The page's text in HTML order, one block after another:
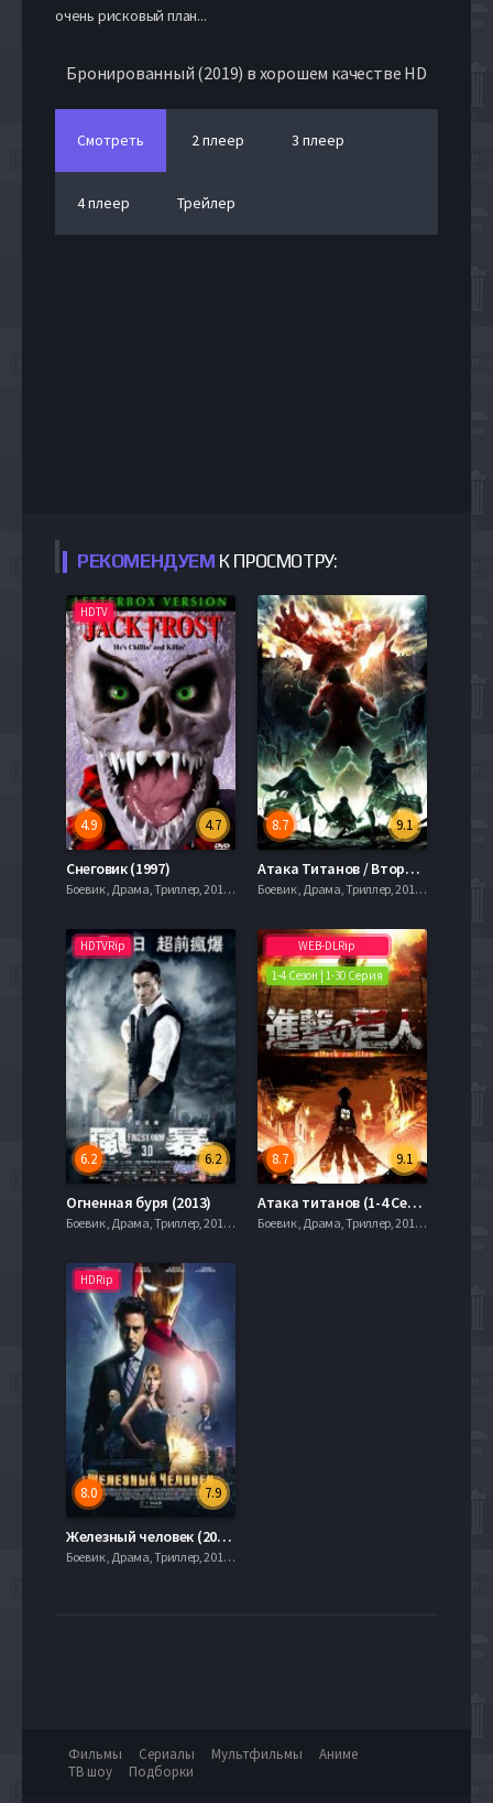
очень рисковый план...
Бронированный (2019) в хорошем качестве HD
Смотреть 2 плеер 3 плеер
4 плеер Трейлер
РЕКОМЕНДУЕМ К ПРОСМОТРУ:
HDTV
4.7
4.9
Снеговик (1997)
Боевик , Драма, Триллер, 2019, 720hd, mobilen
9.1
8.7
Атака Титанов / Вторжение Титанов (2 Сезон) (2017)
Боевик , Драма, Триллер, 2019, 720hd, mobilen
HDTVRip
6.2
6.2
Огненная буря (2013)
Боевик , Драма, Триллер, 2019, 720hd, mobilen
WEB-DLRip
1-4 Сезон | 1-30 Серия
9.1
8.7
Атака титанов (1-4 Сезон)
Боевик , Драма, Триллер, 2019, 720hd, mobilen
HDRip
7.9
8.0
Железный человек (2008)
Боевик , Драма, Триллер, 2019, 720hd, mobilen
Фильмы Сериалы Мультфильмы
Аниме
ТВ шоу
Подборки